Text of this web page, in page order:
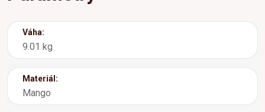
Váha:
9.01 kg
Materiál:
Mango